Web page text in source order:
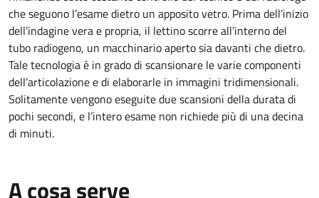
che seguono l’esame dietro un apposito vetro. Prima dell’inizio
dell’indagine vera e propria, il lettino scorre all’interno del
tubo radiogeno, un macchinario aperto sia davanti che dietro.
Tale tecnologia è in grado di scansionare le varie componenti
dell’articolazione e di elaborarle in immagini tridimensionali.
Solitamente vengono eseguite due scansioni della durata di
pochi secondi, e l’intero esame non richiede più di una decina
di minuti.
A cosa serve